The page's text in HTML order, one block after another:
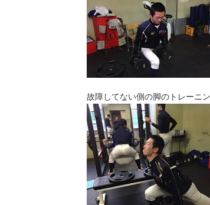
故障してない側の脚のトレーニ